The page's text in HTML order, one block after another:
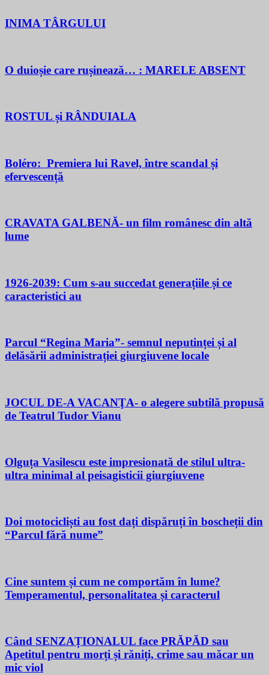
INIMA TÂRGULUI
O duioșie care rușinează… : MARELE ABSENT
ROSTUL și RÂNDUIALA
Boléro: Premiera lui Ravel, între scandal și
efervescență
CRAVATA GALBENĂ- un film românesc din altă
lume
1926-2039: Cum s-au succedat generațiile și ce
caracteristici au
Parcul “Regina Maria”- semnul neputinței și al
delăsării administrației giurgiuvene locale
JOCUL DE-A VACANŢA- o alegere subtilă propusă
de Teatrul Tudor Vianu
Olguța Vasilescu este impresionată de stilul ultra-
ultra minimal al peisagisticii giurgiuvene
Doi motocicliști au fost dați dispăruți în boscheții din
“Parcul fără nume”
Cine suntem și cum ne comportăm în lume?
Temperamentul, personalitatea și caracterul
Când SENZAȚIONALUL face PRĂPĂD sau
Apetitul pentru morți și răniți, crime sau măcar un
mic viol